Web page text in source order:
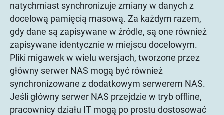
natychmiast synchronizuje zmiany w danych z
docelową pamięcią masową. Za każdym razem,
gdy dane są zapisywane w źródle, są one również
zapisywane identycznie w miejscu docelowym.
Pliki migawek w wielu wersjach, tworzone przez
główny serwer NAS mogą być również
synchronizowane z dodatkowym serwerem NAS.
Jeśli główny serwer NAS przejdzie w tryb offline,
pracownicy działu IT mogą po prostu dostosować